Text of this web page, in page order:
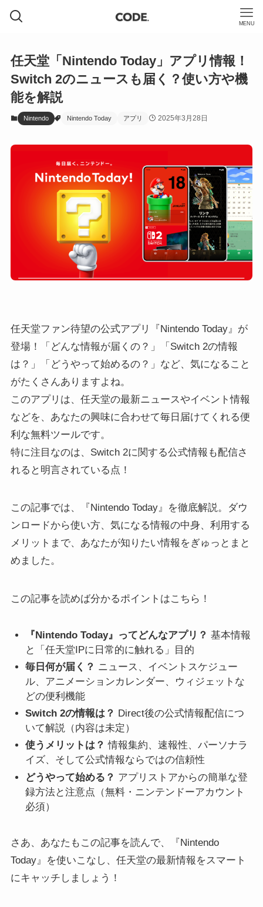
MENU
任天堂「Nintendo Today」アプリ情報！
Switch 2のニュースも届く？使い方や機
能を解説
Nintendo Nintendo Today アプリ 2025年3月28日
任天堂ファン待望の公式アプリ『Nintendo Today』が
登場！「どんな情報が届くの？」「Switch 2の情報
は？」「どうやって始めるの？」など、気になること
がたくさんありますよね。
このアプリは、任天堂の最新ニュースやイベント情報
などを、あなたの興味に合わせて毎日届けてくれる便
利な無料ツールです。
特に注目なのは、Switch 2に関する公式情報も配信さ
れると明言されている点！
この記事では、『Nintendo Today』を徹底解説。ダウ
ンロードから使い方、気になる情報の中身、利用する
メリットまで、あなたが知りたい情報をぎゅっとまと
めました。
この記事を読めば分かるポイントはこちら！
『Nintendo Today』ってどんなアプリ？ 基本情報
と「任天堂IPに日常的に触れる」目的
毎日何が届く？ ニュース、イベントスケジュー
ル、アニメーションカレンダー、ウィジェットな
どの便利機能
Switch 2の情報は？ Direct後の公式情報配信につ
いて解説（内容は未定）
使うメリットは？ 情報集約、速報性、パーソナラ
イズ、そして公式情報ならではの信頼性
どうやって始める？ アプリストアからの簡単な登
録方法と注意点（無料・ニンテンドーアカウント
必須）
さあ、あなたもこの記事を読んで、『Nintendo
Today』を使いこなし、任天堂の最新情報をスマート
にキャッチしましょう！